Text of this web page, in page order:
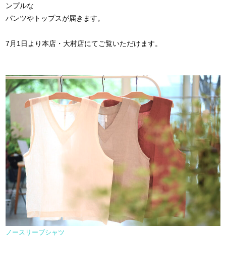
ンプルな
パンツやトップスが届きます。
7月1日より本店・大村店にてご覧いただけます。
ノースリーブシャツ